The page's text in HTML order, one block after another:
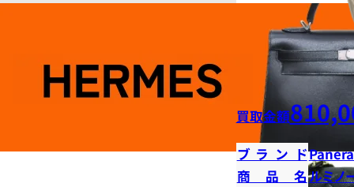
買取金額
ブランド
商品名ルミノ